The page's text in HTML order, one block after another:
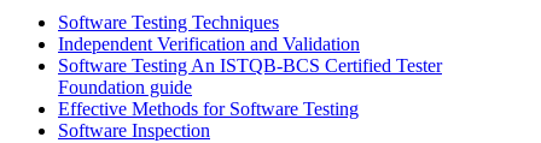
Software Testing Techniques
Independent Verification and Validation
Software Testing An ISTQB-BCS Certified Tester
Foundation guide
Effective Methods for Software Testing
Software Inspection